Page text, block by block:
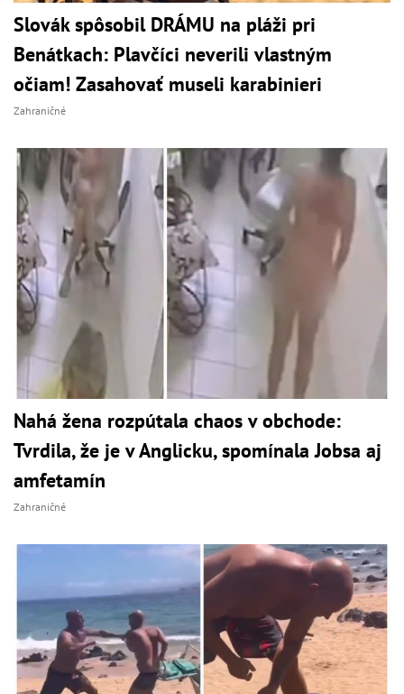
Slovák spôsobil DRÁMU na pláži pri
Benátkach: Plavčíci neverili vlastným
očiam! Zasahovať museli karabinieri
Zahraničné
Nahá žena rozpútala chaos v obchode:
Tvrdila, že je v Anglicku, spomínala Jobsa aj
amfetamín
Zahraničné